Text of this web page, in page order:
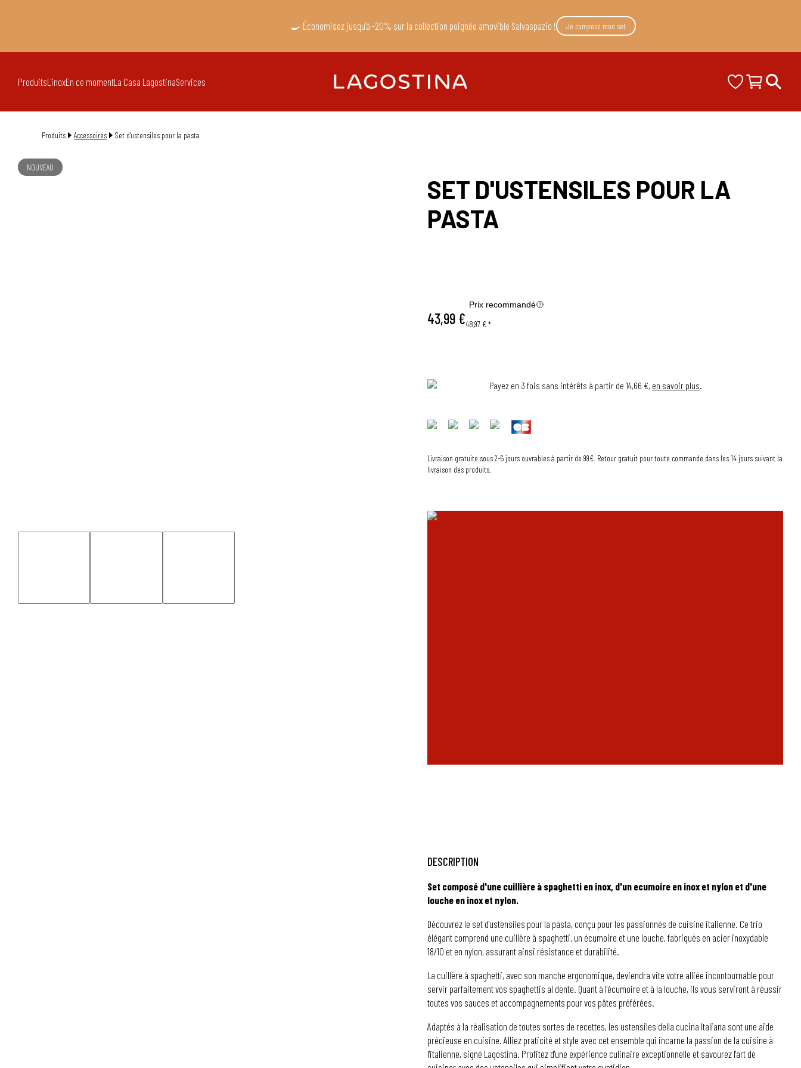
🍳 Économisez jusqu'à -20% sur la collection poignée amovible Salvaspazio ! Je compose mon set
ProduitsL'inoxEn ce momentLa Casa LagostinaServices
Produits Accessoires Set d'ustensiles pour la pasta
NOUVEAU
SET D'USTENSILES POUR LA
PASTA
43,99 €
Prix recommandé
48,97 €*
Payez en 3 fois sans intérêts à partir de 14,66 €, en savoir plus.
Livraison gratuite sous 2-6 jours ouvrables à partir de 99€. Retour gratuit pour toute commande dans les 14 jours suivant la
livraison des produits.
DESCRIPTION
Set composé d'une cuillière à spaghetti en inox, d'un ecumoire en inox et nylon et d'une
louche en inox et nylon.
Découvrez le set d'ustensiles pour la pasta, conçu pour les passionnés de cuisine italienne. Ce trio
élégant comprend une cuillère à spaghetti, un écumoire et une louche, fabriqués en acier inoxydable
18/10 et en nylon, assurant ainsi résistance et durabilité.
La cuillère à spaghetti, avec son manche ergonomique, deviendra vite votre alliée incontournable pour
servir parfaitement vos spaghettis al dente. Quant à l'écumoire et à la louche, ils vous serviront à réussir
toutes vos sauces et accompagnements pour vos pâtes préférées.
Adaptés à la réalisation de toutes sortes de recettes, les ustensiles della cucina Italiana sont une aide
précieuse en cuisine. Alliez praticité et style avec cet ensemble qui incarne la passion de la cuisine à
l'italienne, signé Lagostina. Profitez d'une expérience culinaire exceptionnelle et savourez l'art de